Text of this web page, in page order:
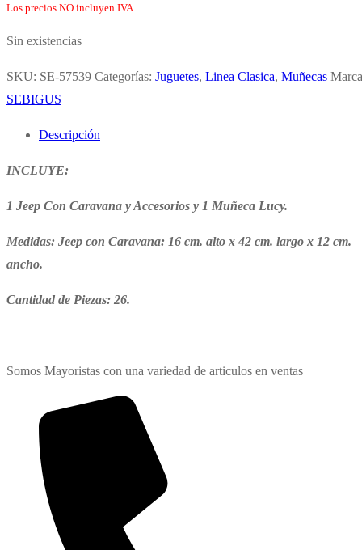
Los precios NO incluyen IVA
Sin existencias
SKU: SE-57539 Categorías: Juguetes, Linea Clasica, Muñecas
SEBIGUS
Descripción
INCLUYE:
1 Jeep Con Caravana y Accesorios y 1 Muñeca Lucy.
Medidas: Jeep con Caravana: 16 cm. alto x 42 cm. largo x 12 cm.
ancho.
Cantidad de Piezas: 26.
Somos Mayoristas con una variedad de articulos en ventas